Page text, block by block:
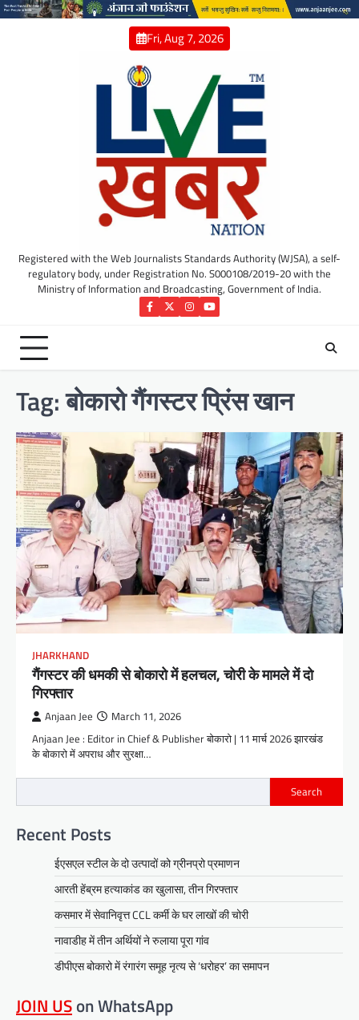
Skip
Fri, Aug 7, 2026
Registered with the Web Journalists Standards Authority (WJSA), a self-
regulatory body, under Registration No. S000108/2019-20 with the
Ministry of Information and Broadcasting, Government of India.
Facebook
TwitterInstagram
YouTube
Tag:बोकारो गैंगस्टर प्रिंस खान
JHARKHAND
गैंगस्टर की धमकी से बोकारो में हलचल, चोरी के मामले में दो
गिरफ्तार
Anjaan Jee March 11, 2026
Anjaan Jee : Editor in Chief & Publisher बोकारो | 11 मार्च 2026 झारखंड
के बोकारो में अपराध और सुरक्षा…
Search
Recent Posts
ईएसएल स्टील के दो उत्पादों को ग्रीनप्रो प्रमाणन
आरती हेंब्रम हत्याकांड का खुलासा, तीन गिरफ्तार
कसमार में सेवानिवृत्त CCL कर्मी के घर लाखों की चोरी
नावाडीह में तीन अर्थियों ने रुलाया पूरा गांव
डीपीएस बोकारो में रंगारंग समूह नृत्य से ‘धरोहर’ का समापन
JOIN USon WhatsApp